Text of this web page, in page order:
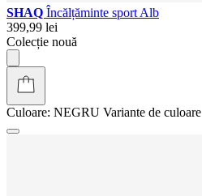
SHAQ Încălțăminte sport Alb
399,99 lei
Colecție nouă
Culoare: NEGRU Variante de culoare